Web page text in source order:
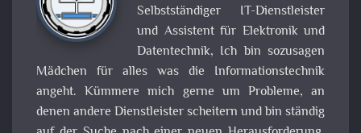
Selbstständiger IT-Dienstleister
und Assistent für Elektronik und
Datentechnik, Ich bin sozusagen
Mädchen für alles was die Informationstechnik
angeht. Kümmere mich gerne um Probleme, an
denen andere Dienstleister scheitern und bin ständig